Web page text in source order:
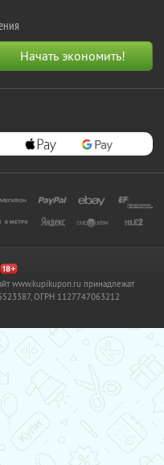
www.kupikupon.ru принадлежат
ОГРН 1127747063212